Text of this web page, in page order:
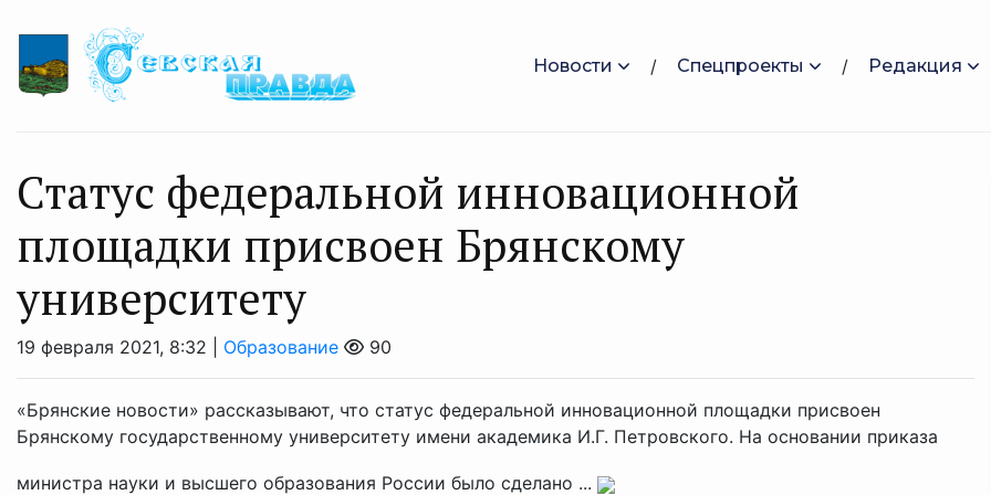
Новости Спецпроекты Редакция
Статус федеральной инновационной
площадки присвоен Брянскому
университету
19 февраля 2021, 8:32 | Образование 90
«Брянские новости» рассказывают, что статус федеральной инновационной площадки присвоен
Брянскому государственному университету имени академика И.Г. Петровского. На основании приказа
министра науки и высшего образования России было сделано ...